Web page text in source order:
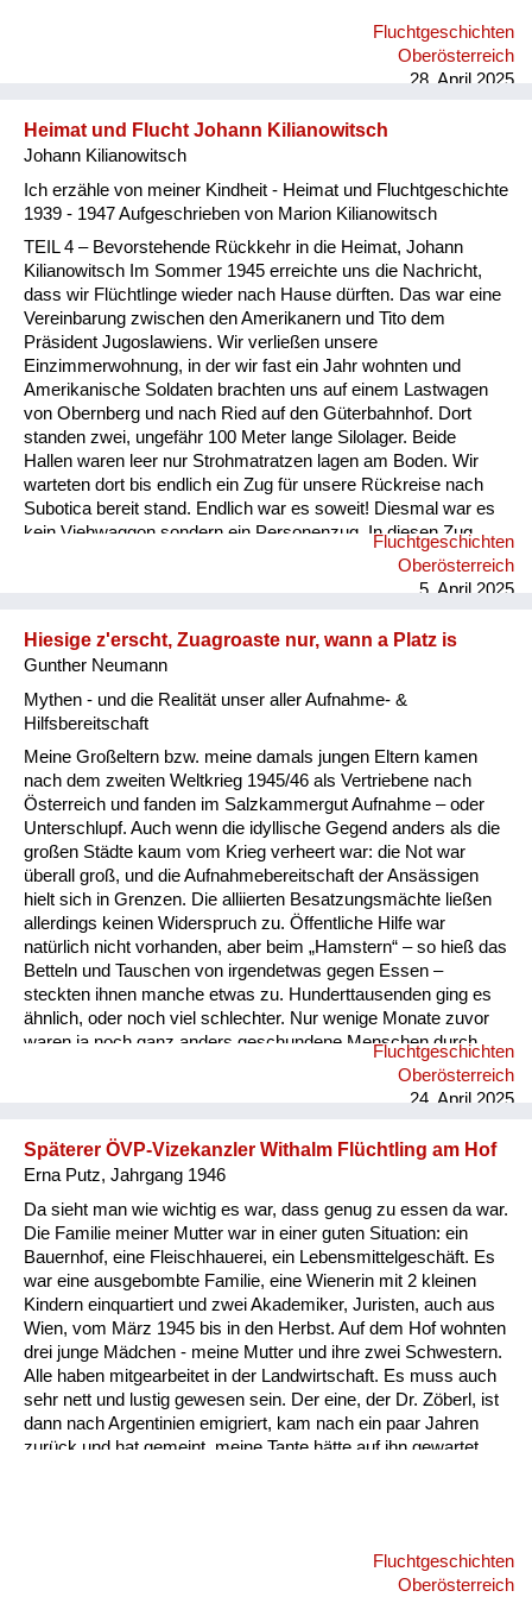
Fluchtgeschichten
Oberösterreich
28. April 2025
Heimat und Flucht Johann Kilianowitsch
Johann Kilianowitsch
Ich erzähle von meiner Kindheit - Heimat und Fluchtgeschichte
1939 - 1947 Aufgeschrieben von Marion Kilianowitsch
TEIL 4 – Bevorstehende Rückkehr in die Heimat, Johann
Kilianowitsch Im Sommer 1945 erreichte uns die Nachricht,
dass wir Flüchtlinge wieder nach Hause dürften. Das war eine
Vereinbarung zwischen den Amerikanern und Tito dem
Präsident Jugoslawiens. Wir verließen unsere
Einzimmerwohnung, in der wir fast ein Jahr wohnten und
Amerikanische Soldaten brachten uns auf einem Lastwagen
von Obernberg und nach Ried auf den Güterbahnhof. Dort
standen zwei, ungefähr 100 Meter lange Silolager. Beide
Hallen waren leer nur Strohmatratzen lagen am Boden. Wir
warteten dort bis endlich ein Zug für unsere Rückreise nach
Subotica bereit stand. Endlich war es soweit! Diesmal war es
kein Viehwaggon sondern ein Personenzug. In diesen Zug
durften nun die Flüchtlinge aus der ersten Halle einsteigen,
dann war der Zug voll. Wir waren traurig und sahen uns sehr
länger zu warten. “Gott sei Dank!“ Wir konnten nicht ahnen,
dass das ein großes Glück für ...
Fluchtgeschichten
Oberösterreich
5. April 2025
Hiesige z'erscht, Zuagroaste nur, wann a Platz is
Gunther Neumann
Mythen - und die Realität unser aller Aufnahme- &
Hilfsbereitschaft
Meine Großeltern bzw. meine damals jungen Eltern kamen
nach dem zweiten Weltkrieg 1945/46 als Vertriebene nach
Österreich und fanden im Salzkammergut Aufnahme – oder
Unterschlupf. Auch wenn die idyllische Gegend anders als die
großen Städte kaum vom Krieg verheert war: die Not war
überall groß, und die Aufnahmebereitschaft der Ansässigen
hielt sich in Grenzen. Die alliierten Besatzungsmächte ließen
allerdings keinen Widerspruch zu. Öffentliche Hilfe war
natürlich nicht vorhanden, aber beim „Hamstern“ – so hieß das
Betteln und Tauschen von irgendetwas gegen Essen –
steckten ihnen manche etwas zu. Hunderttausenden ging es
ähnlich, oder noch viel schlechter. Nur wenige Monate zuvor
waren ja noch ganz anders geschundene Menschen durch
österreichische Dörfer getrieben worden: Einige Landsleute
hatten gemordet, andere gejohlt, viele beschämt bis entsetzt
Erbarmungswürdigen etwas Essbares gegeben. Über die
prozentuale Verteilung von Mut...
Fluchtgeschichten
Oberösterreich
24. April 2025
Späterer ÖVP-Vizekanzler Withalm Flüchtling am Hof
Erna Putz, Jahrgang 1946
Da sieht man wie wichtig es war, dass genug zu essen da war.
Die Familie meiner Mutter war in einer guten Situation: ein
Bauernhof, eine Fleischhauerei, ein Lebensmittelgeschäft. Es
war eine ausgebombte Familie, eine Wienerin mit 2 kleinen
Kindern einquartiert und zwei Akademiker, Juristen, auch aus
Wien, vom März 1945 bis in den Herbst. Auf dem Hof wohnten
drei junge Mädchen - meine Mutter und ihre zwei Schwestern.
Alle haben mitgearbeitet in der Landwirtschaft. Es muss auch
sehr nett und lustig gewesen sein. Der eine, der Dr. Zöberl, ist
dann nach Argentinien emigriert, kam nach ein paar Jahren
zurück und hat gemeint, meine Tante hätte auf ihn gewartet...
wurde dann Vizekanzler. Die Verbindung dieser Menschen,
Fluchtgeschichten
Oberösterreich